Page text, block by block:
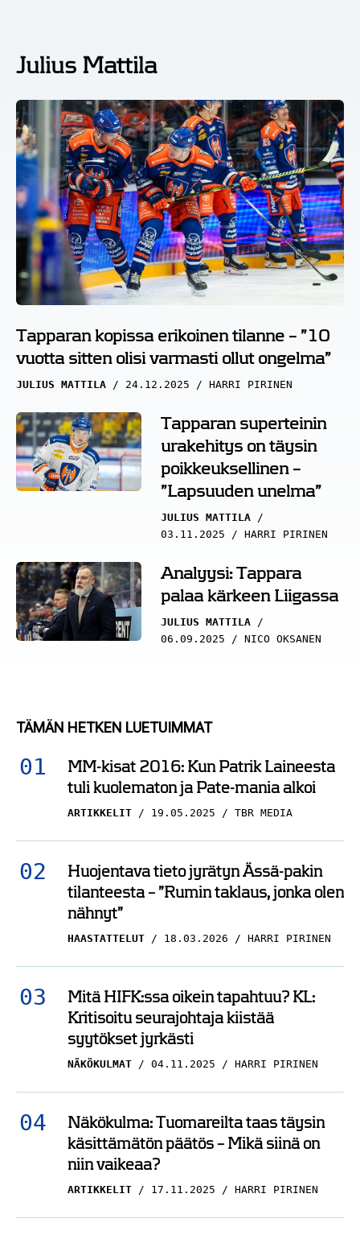
Julius Mattila
Tapparan kopissa erikoinen tilanne – ”10
vuotta sitten olisi varmasti ollut ongelma”
JULIUS MATTILA 24.12.2025 HARRI PIRINEN
Tapparan superteinin
urakehitys on täysin
poikkeuksellinen –
”Lapsuuden unelma”
JULIUS MATTILA
03.11.2025
HARRI PIRINEN
Analyysi: Tappara
palaa kärkeen Liigassa
JULIUS MATTILA
06.09.2025
NICO OKSANEN
TÄMÄN HETKEN LUETUIMMAT
MM-kisat 2016: Kun Patrik Laineesta
tuli kuolematon ja Pate-mania alkoi
ARTIKKELIT 19.05.2025 TBR MEDIA
Huojentava tieto jyrätyn Ässä-pakin
tilanteesta – ”Rumin taklaus, jonka olen
nähnyt”
HAASTATTELUT 18.03.2026 HARRI PIRINEN
Mitä HIFK:ssa oikein tapahtuu? KL:
Kritisoitu seurajohtaja kiistää
syytökset jyrkästi
NÄKÖKULMAT 04.11.2025 HARRI PIRINEN
Näkökulma: Tuomareilta taas täysin
käsittämätön päätös – Mikä siinä on
niin vaikeaa?
ARTIKKELIT 17.11.2025 HARRI PIRINEN